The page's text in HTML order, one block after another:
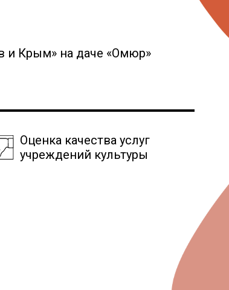
и Крым» на даче «Омюр»
Оценка качества услуг
учреждений культуры